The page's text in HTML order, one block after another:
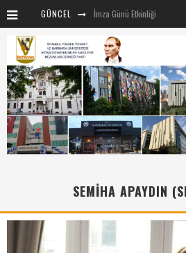
GÜNCEL İmza Günü Etkinliği
Mentör-Marmara projesi
SEMİHA APAYDIN